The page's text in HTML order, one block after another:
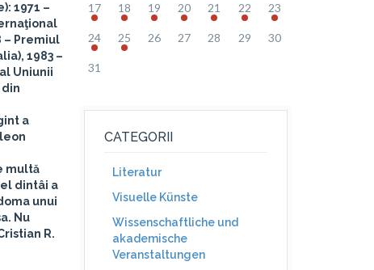
1971 –
– Premiul
1983 –
Uniunii
a
multă
dintâi a
unui
Nu
R.
17 18 19 20 21 22 23
24 25 26 27 28 29 30
31
CATEGORII
Literatur
Visuelle Künste
Wissenschaftliche und
akademische
Veranstaltungen